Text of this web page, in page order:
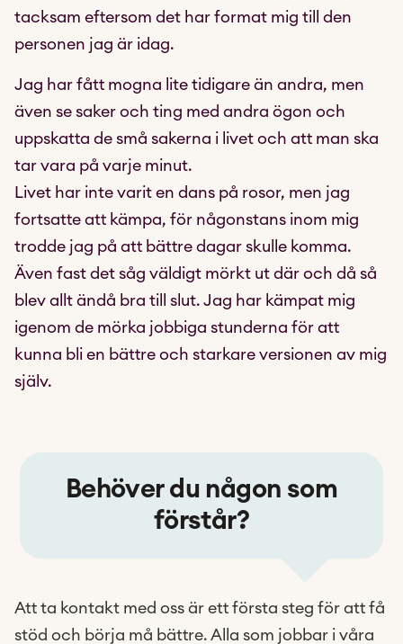
tacksam eftersom det har format mig till den
personen jag är idag.
Jag har fått mogna lite tidigare än andra, men
även se saker och ting med andra ögon och
uppskatta de små sakerna i livet och att man ska
tar vara på varje minut.
Livet har inte varit en dans på rosor, men jag
fortsatte att kämpa, för någonstans inom mig
trodde jag på att bättre dagar skulle komma.
Även fast det såg väldigt mörkt ut där och då så
blev allt ändå bra till slut. Jag har kämpat mig
igenom de mörka jobbiga stunderna för att
kunna bli en bättre och starkare versionen av mig
själv.
Behöver du någon som
förstår?
Att ta kontakt med oss är ett första steg för att få
stöd och börja må bättre. Alla som jobbar i våra